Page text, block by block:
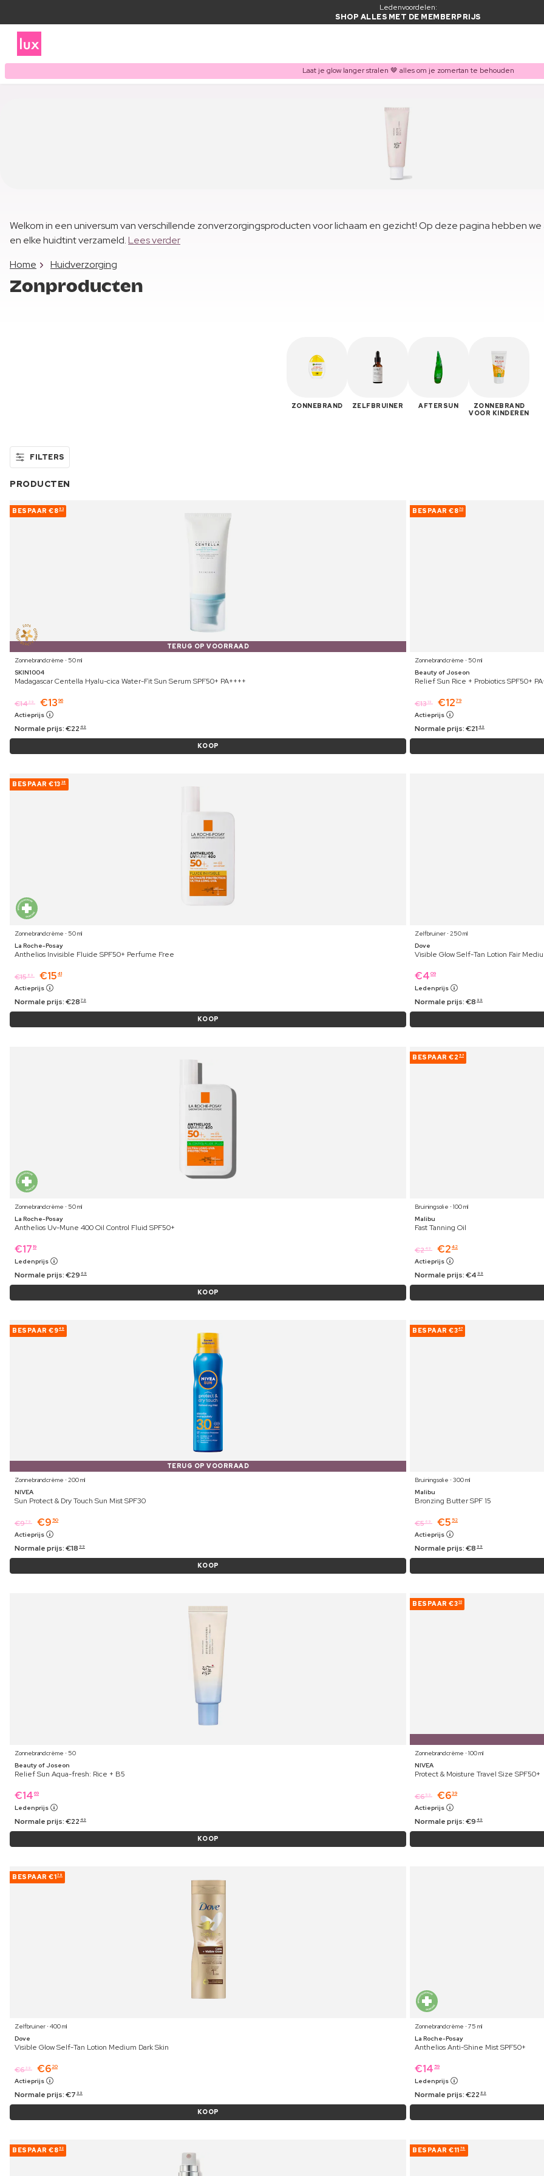
Ledenvoordelen:
SHOP ALLES MET DE MEMBERPRIJS
Laat je glow langer stralen 🤎 alles om je zomertan te behouden
Welkom in een universum van verschillende zonverzorgingsproducten voor lichaam en gezicht! Op deze pagina hebben
en elke huidtint verzameld.Lees verder
Home
Huidverzorging
Zonproducten
ZONNEBRAND ZELFBRUINER AFTERSUN
ZONNEBRAND
VOOR KINDEREN
FILTERS
PRODUCTEN
BESPAAR €8 53
TERUG OP VOORRAAD
Zonnebrandcrème ⋅ 50 ml
SKIN1004
Madagascar Centella Hyalu-cica Water-Fit Sun Serum SPF50+ PA++++
€1439 €13 96
Actieprijs
Normale prijs:€22 49
KOOP
BESPAAR €870
Zonnebrandcrème ⋅ 50 ml
Beauty of Joseon
Relief Sun Rice + Probiotics SPF50+
€1319 €12 79
Actieprijs
Normale prijs:€21 49
BESPAAR €13 38
Zonnebrandcrème ⋅ 50 ml
La Roche-Posay
Anthelios Invisible Fluide SPF50+ Perfume Free
€15 89 €15 41
Actieprijs
Normale prijs:€28 79
KOOP
Zelfbruiner ⋅ 250 ml
Dove
Visible Glow Self-Tan Lotion Fair
€4 09
Ledenprijs
Normale prijs:€8 99
Zonnebrandcrème ⋅ 50 ml
La Roche-Posay
Anthelios Uv-Mune 400 Oil Control Fluid SPF50+
€17 19
Ledenprijs
Normale prijs:€29 69
KOOP
BESPAAR €2 57
Bruiningsolie ⋅ 100 ml
Malibu
Fast Tanning Oil
€2 49 €2 42
Actieprijs
Normale prijs:€4 99
BESPAAR €949
TERUG OP VOORRAAD
Zonnebrandcrème ⋅ 200 ml
NIVEA
Sun Protect & Dry Touch Sun Mist SPF30
€979 €9 50
Actieprijs
Normale prijs:€18 99
KOOP
BESPAAR €347
Bruiningsolie ⋅ 300 ml
Malibu
Bronzing Butter SPF 15
€5 69 €5 52
Actieprijs
Normale prijs:€8 99
Zonnebrandcrème ⋅ 50
Beauty of Joseon
Relief Sun Aqua-fresh: Rice + B5
€14 69
Ledenprijs
Normale prijs:€22 49
KOOP
BESPAAR €310
Zonnebrandcrème ⋅ 100 ml
NIVEA
Protect & Moisture Travel Size SPF50+
€659 €639
Actieprijs
Normale prijs:€9 49
BESPAAR €179
Zelfbruiner ⋅ 400 ml
Dove
Visible Glow Self-Tan Lotion Medium Dark Skin
€639 €6 20
Actieprijs
Normale prijs:€7 99
KOOP
Zonnebrandcrème ⋅ 75 ml
La Roche-Posay
Anthelios Anti-Shine Mist SPF50+
€14 59
Ledenprijs
Normale prijs:€22 89
BESPAAR €8 52 BESPAAR €11 76